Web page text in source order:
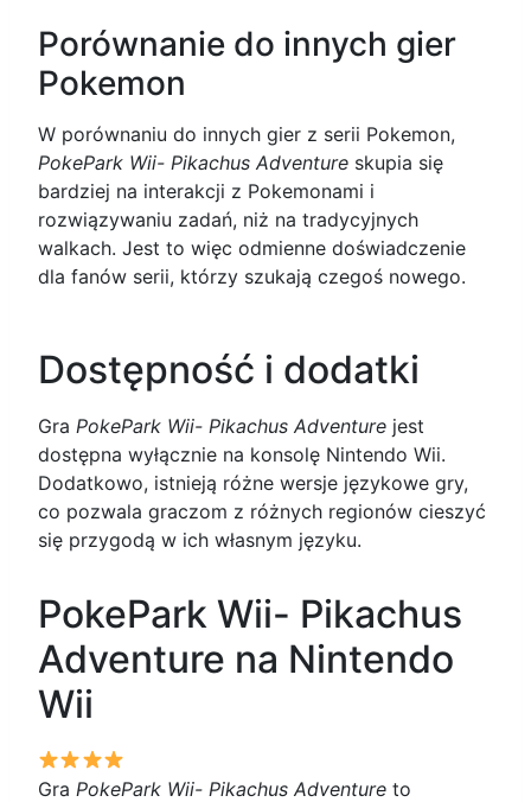
Porównanie do innych gier
Pokemon
W porównaniu do innych gier z serii Pokemon,
PokePark Wii- Pikachus Adventure skupia się
bardziej na interakcji z Pokemonami i
rozwiązywaniu zadań, niż na tradycyjnych
walkach. Jest to więc odmienne doświadczenie
dla fanów serii, którzy szukają czegoś nowego.
Dostępność i dodatki
Gra PokePark Wii- Pikachus Adventure jest
dostępna wyłącznie na konsolę Nintendo Wii.
Dodatkowo, istnieją różne wersje językowe gry,
co pozwala graczom z różnych regionów cieszyć
się przygodą w ich własnym języku.
PokePark Wii- Pikachus
Adventure na Nintendo
Wii
Gra PokePark Wii- Pikachus Adventure to